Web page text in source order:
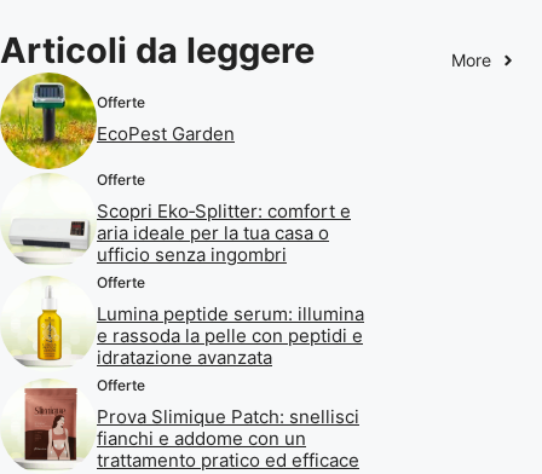
Articoli da leggere More
Offerte
EcoPest Garden
Offerte
Scopri Eko‑Splitter: comfort e
aria ideale per la tua casa o
ufficio senza ingombri
Offerte
Lumina peptide serum: illumina
e rassoda la pelle con peptidi e
idratazione avanzata
Offerte
Prova Slimique Patch: snellisci
fianchi e addome con un
trattamento pratico ed efficace